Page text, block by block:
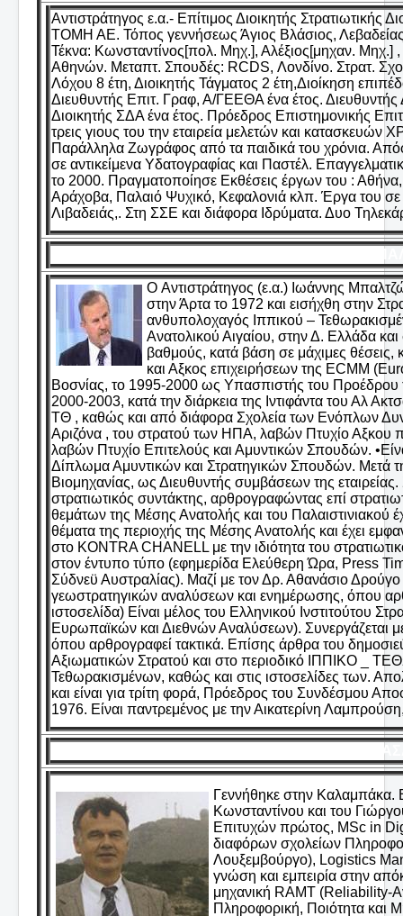
Αντιστράτηγος ε.α.- Επίτιμος Διοικητής
ΤΟΜΗ ΑΕ. Τόπος γεννήσεως Άγιος Βλάσιος,
Τέκνα: Κωνσταντίνος[πολ. Μηχ.], Αλέξιος[μηχαν.
Αθηνών. Μεταπτ. Σπουδές: RCDS, Λονδίνο. Στρατ.
Λόχου 8 έτη, Διοικητής Τάγματος 2 έτη,Διοίκηση
Διευθυντής Επιτ. Γραφ, Α/ΓΕΕΘΑ ένα έτος.
Διοικητής ΣΔΑ ένα έτος. Πρόεδρος Επιστημονικής
τρεις γιους του την εταιρεία μελετών και
Παράλληλα Ζωγράφος από τα παιδικά του χρόνια.
σε αντικείμενα Υδατογραφίας και Παστέλ.
το 2000. Πραγματοποίησε Εκθέσεις έργων του :
Αράχοβα, Παλαιό Ψυχικό, Κεφαλονιά κλπ. Έργα του σε
Λιβαδειάς,. Στη ΣΣΕ και διάφορα Ιδρύματα. Δυο
Ο Aντιστράτηγος (ε.α.) Ιωάννης
στην Άρτα το 1972 και εισήχθη στην
ανθυπολοχαγός Ιππικού –
Ανατολικού Αιγαίου, στην Δ. Ελλάδα
βαθμούς, κατά βάση σε μάχιμες
και Αξκος επιχειρήσεων της ECMM
Βοσνίας, το 1995-2000 ως Υπασπιστής του
2000-2003, κατά την διάρκεια της Ιντιφάντα του Αλ
ΤΘ , καθώς και από διάφορα Σχολεία των Ενόπλων
Αριζόνα , του στρατού των ΗΠΑ, λαβών Πτυχίο Αξκου
λαβών Πτυχίο Επιτελούς και Αμυντικών Σπουδών.
Δίπλωμα Αμυντικών και Στρατηγικών Σπουδών. Μετά
Βιομηχανίας, ως Διευθυντής συμβάσεων της
στρατιωτικός συντάκτης, αρθρογραφώντας επί
θεμάτων της Μέσης Ανατολής και του Παλαιστινιακού
θέματα της περιοχής της Μέσης Ανατολής και έχει
στo KONTRA CHANELL με την ιδιότητα του
στον έντυπο τύπο (εφημερίδα Ελεύθερη Ώρα, Press
Σύδνεϋ Αυστραλίας). Μαζί με τον Δρ. Αθανάσιο Δρούγο
γεωστρατηγικών αναλύσεων και ενημέρωσης, όπου
ιστοσελίδα) Είναι μέλος του Ελληνικού
Ευρωπαϊκών και Διεθνών Αναλύσεων). Συνεργάζεται
όπου αρθρογραφεί τακτικά. Επίσης άρθρα του
Αξιωματικών Στρατού και στο περιοδικό ΙΠΠΙΚΟ _
Τεθωρακισμένων, καθώς και στις ιστοσελίδες των.
και είναι για τρίτη φορά, Πρόεδρος του Συνδέσμου
1976. Είναι παντρεμένος με την Αικατερίνη
Γεννήθηκε στην Καλαμπάκα.
Κωνσταντίνου και του
Επιτυχών πρώτος, MSc in
διαφόρων σχολείων
Λουξεμβούργο), Logistics
γνώση και εμπειρία στην
μηχανική RAMT
Πληροφορική, Ποιότητα και